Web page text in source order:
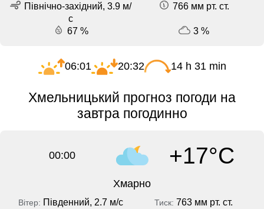
Північно-західний, 3.9 м/
с
766 мм рт. ст.
67 % 3 %
06:01 20:32 14 h 31 min
Хмельницький прогноз погоди на
завтра погодинно
00:00 +17°C
Хмарно
Вітер: Південний, 2.7 м/с Тиск: 763 мм рт. ст.